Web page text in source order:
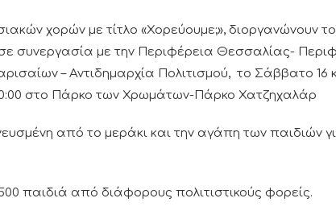
χορών με τίτλο «Χορεύουμε;», διοργανώνουν
συνεργασία με την Περιφέρεια Θεσσαλίας-
– Αντιδημαρχία Πολιτισμού, το Σάββατο 16
στο Πάρκο των Χρωμάτων-Πάρκο Χατζηχαλάρ
από το μεράκι και την αγάπη των παιδιών
παιδιά από διάφορους πολιτιστικούς φορείς.